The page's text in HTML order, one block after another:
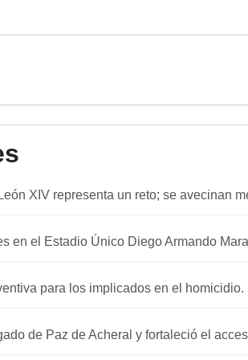
XIV representa un reto; se avecinan
en el Estadio Único Diego Armando
para los implicados en el homicidio.
de Paz de Acheral y fortaleció el